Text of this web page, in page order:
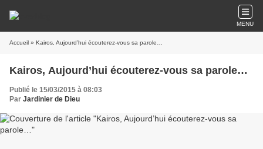
MENU
Accueil » Kairos, Aujourd’hui écouterez-vous sa parole…
Kairos, Aujourd’hui écouterez-vous sa parole…
Publié le 15/03/2015 à 08:03
Par Jardinier de Dieu